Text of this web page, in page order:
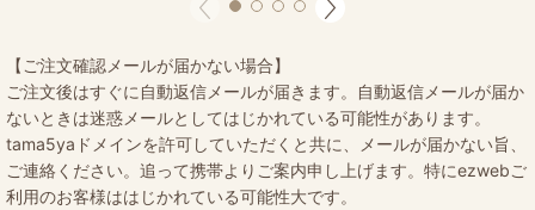
【ご注文確認メールが届かない場合】
ご注文後はすぐに自動返信メールが届きます。自動返信メールが届か
ないときは迷惑メールとしてはじかれている可能性があります。
tama5yaドメインを許可していただくと共に、メールが届かない旨、
ご連絡ください。追って携帯よりご案内申し上げます。特にezwebご
利用のお客様ははじかれている可能性大です。